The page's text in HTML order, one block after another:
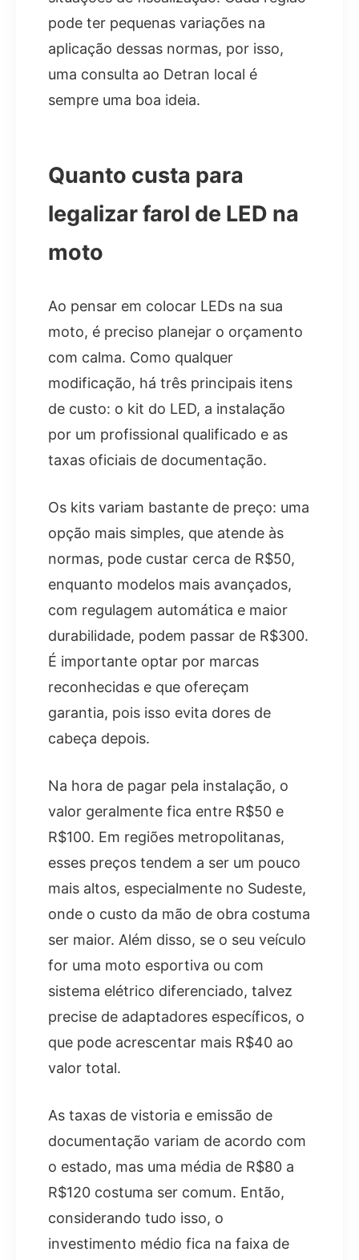
pode ter pequenas variações na
aplicação dessas normas, por isso,
uma consulta ao Detran local é
sempre uma boa ideia.
Quanto custa para
legalizar farol de LED na
moto
Ao pensar em colocar LEDs na sua
moto, é preciso planejar o orçamento
com calma. Como qualquer
modificação, há três principais itens
de custo: o kit do LED, a instalação
por um profissional qualificado e as
taxas oficiais de documentação.
Os kits variam bastante de preço: uma
opção mais simples, que atende às
normas, pode custar cerca de R$50,
enquanto modelos mais avançados,
com regulagem automática e maior
durabilidade, podem passar de R$300.
É importante optar por marcas
reconhecidas e que ofereçam
garantia, pois isso evita dores de
cabeça depois.
Na hora de pagar pela instalação, o
valor geralmente fica entre R$50 e
R$100. Em regiões metropolitanas,
esses preços tendem a ser um pouco
mais altos, especialmente no Sudeste,
onde o custo da mão de obra costuma
ser maior. Além disso, se o seu veículo
for uma moto esportiva ou com
sistema elétrico diferenciado, talvez
precise de adaptadores específicos, o
que pode acrescentar mais R$40 ao
valor total.
As taxas de vistoria e emissão de
documentação variam de acordo com
o estado, mas uma média de R$80 a
R$120 costuma ser comum. Então,
considerando tudo isso, o
investimento médio fica na faixa de